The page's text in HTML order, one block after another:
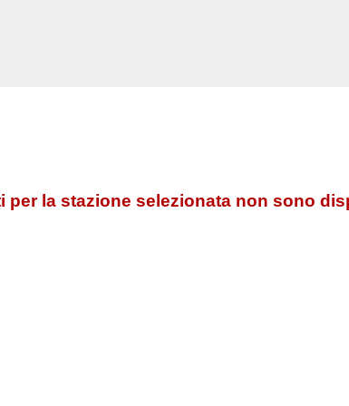
per la stazione selezionata non sono